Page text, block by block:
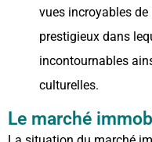
vues incroyables de
prestigieux dans
incontournables
culturelles.
Le marché